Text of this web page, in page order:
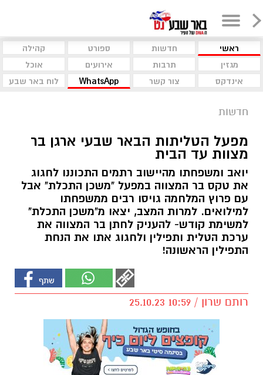
ראשי חדשות ספורט
קהילה
מגזין
תרבות אירועים
אוכל
אינדקס
צור קשר WhatsApp לוח באר שבע
חדשות
מפעל הטליתות הבאר שבעי ארגן בר
מצוות עד הבית
יואב ומשפחתו מהיישוב רתמים התכוננו לחגוג
את טקס בר המצווה במפעל "משכן התכלת" אבל
עם פרוץ המלחמה גויסו רבים ממשפחתו
למילואים. למרות המצב, יצאו מ"משכן התכלת"
למשימת קודש- להעניק לחתן בר המצווה את
ערכת הטלית ותפילין ולחגוג אתו את הנחת
התפילין הראשונה!
רותם שרון / 10:59 25.10.23